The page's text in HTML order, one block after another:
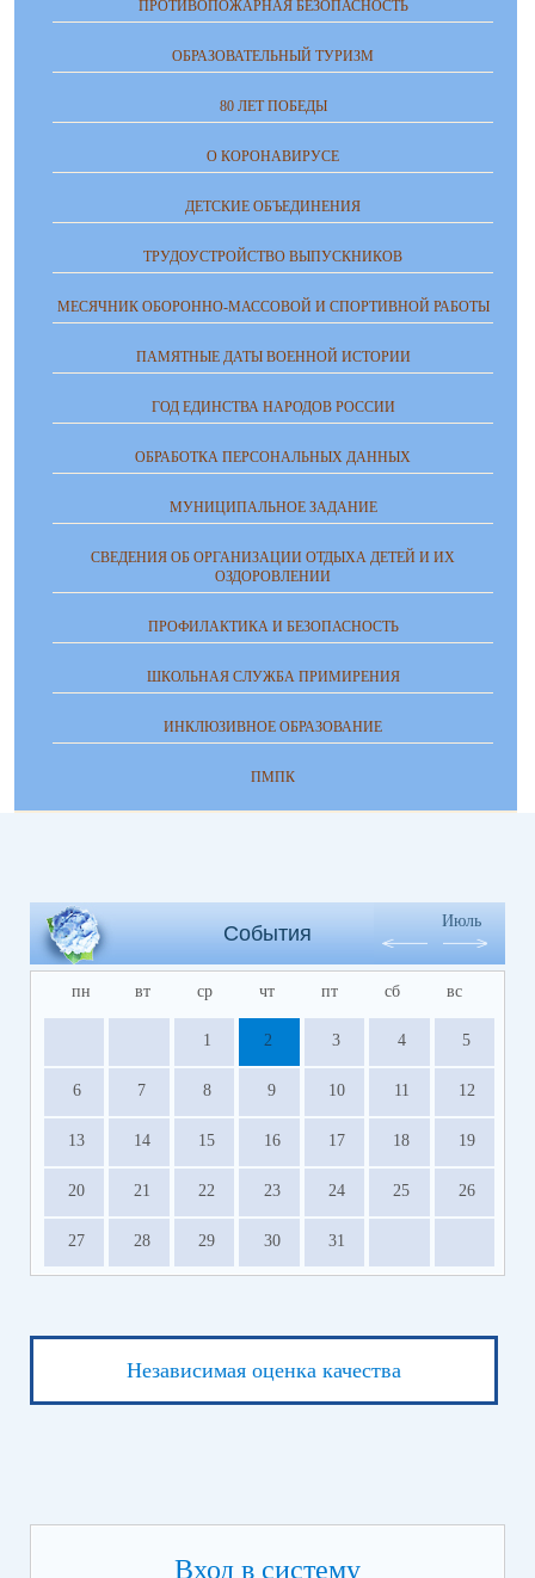
ПРОТИВОПОЖАРНАЯ БЕЗОПАСНОСТЬ
ОБРАЗОВАТЕЛЬНЫЙ ТУРИЗМ
80 ЛЕТ ПОБЕДЫ
О КОРОНАВИРУСЕ
ДЕТСКИЕ ОБЪЕДИНЕНИЯ
ТРУДОУСТРОЙСТВО ВЫПУСКНИКОВ
МЕСЯЧНИК ОБОРОННО-МАССОВОЙ И СПОРТИВНОЙ РАБОТЫ
ПАМЯТНЫЕ ДАТЫ ВОЕННОЙ ИСТОРИИ
ГОД ЕДИНСТВА НАРОДОВ РОССИИ
ОБРАБОТКА ПЕРСОНАЛЬНЫХ ДАННЫХ
МУНИЦИПАЛЬНОЕ ЗАДАНИЕ
СВЕДЕНИЯ ОБ ОРГАНИЗАЦИИ ОТДЫХА ДЕТЕЙ И ИХ
ОЗДОРОВЛЕНИИ
ПРОФИЛАКТИКА И БЕЗОПАСНОСТЬ
ШКОЛЬНАЯ СЛУЖБА ПРИМИРЕНИЯ
ИНКЛЮЗИВНОЕ ОБРАЗОВАНИЕ
ПМПК
События
Июль
пн вт ср чт пт сб вс
1 2 3 4 5
6 7 8 9 10 11 12
13 14 15 16 17 18 19
20 21 22 23 24 25 26
27 28 29 30 31
Независимая оценка качества
Вход в систему